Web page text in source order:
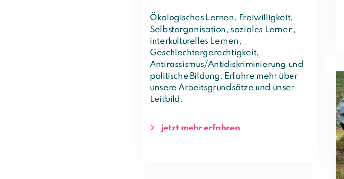
Ökologisches Lernen, Freiwilligkeit,
Selbstorganisation, soziales Lernen,
interkulturelles Lernen,
Geschlechtergerechtigkeit,
Antirassismus/Antidiskriminierung und
politische Bildung. Erfahre mehr über
unsere Arbeitsgrundsätze und unser
Leitbild.
jetzt mehr erfahren